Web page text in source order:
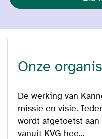
Onze
De werking van
missie en visie.
wordt afgetoetst aan
vanuit KVG hee...